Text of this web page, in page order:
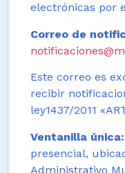
electrónicas por
Correo de
Este correo es
recibir
ley1437/2011
Ventanilla única:
presencial,
Administrativo